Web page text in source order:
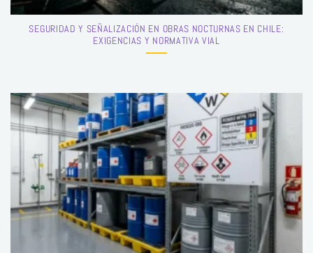
SEGURIDAD Y SEÑALIZACIÓN EN OBRAS NOCTURNAS EN CHILE:
EXIGENCIAS Y NORMATIVA VIAL